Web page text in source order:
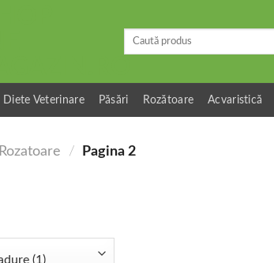
Caută
Diete Veterinare Păsări Rozătoare Acvaristică
Rozatoare / Pagina 2